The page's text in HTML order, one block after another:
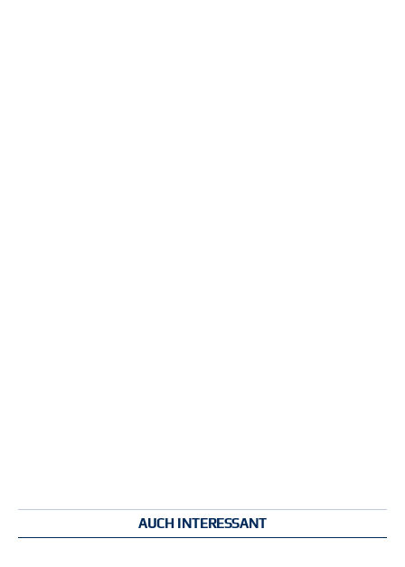
AUCH INTERESSANT